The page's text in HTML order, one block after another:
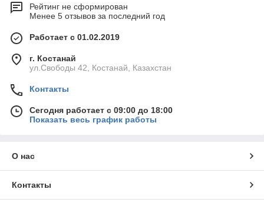
Рейтинг не сформирован
Менее 5 отзывов за последний год
Работает с 01.02.2019
г. Костанай
ул.Свободы 42, Костанай, Казахстан
Контакты
Сегодня работает с 09:00 до 18:00
Показать весь график работы
О нас
Контакты